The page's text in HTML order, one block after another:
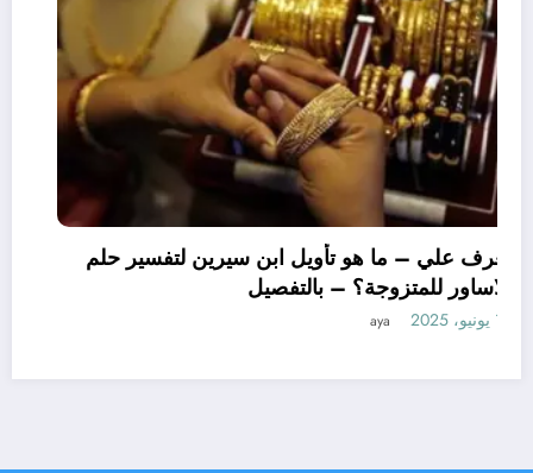
تعرف علي – ما هو تأويل ابن سيرين لتفسير حلم
الاساور للمتزوجة؟ – بالتفصيل
10 يونيو، 2025